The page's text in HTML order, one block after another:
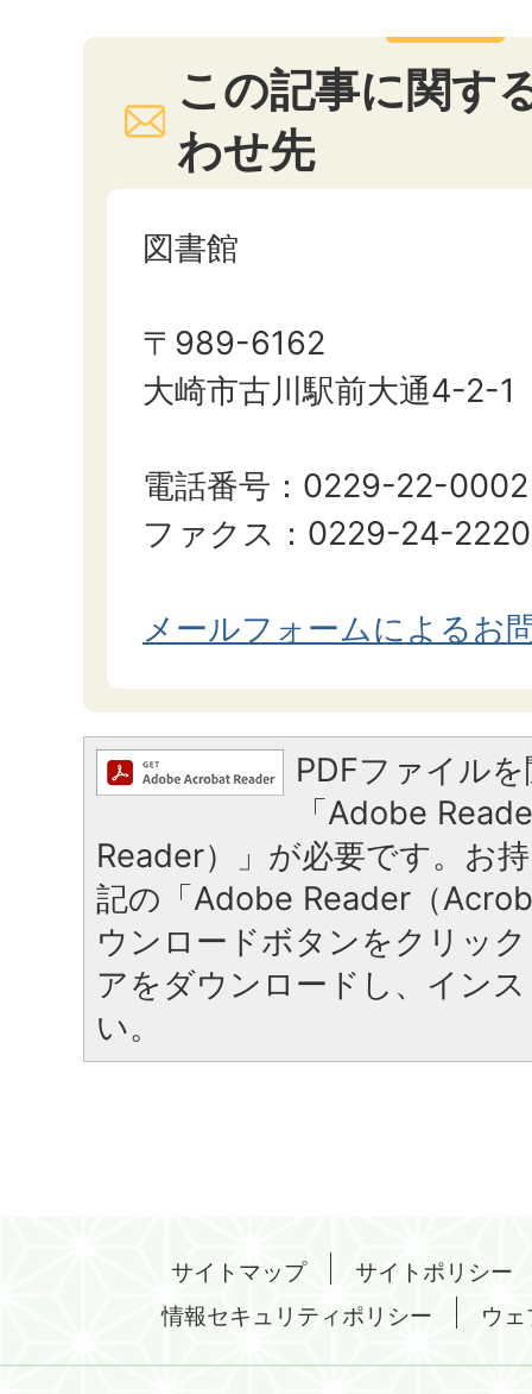
この記事に関す
わせ先
図書館
〒989-6162
大崎市古川駅前大通4-2-1
電話番号：0229-22-0002
ファクス：0229-24-2220
メールフォームによるお
PDFファイル
「Adobe
Reader）」が必要です。お
記の「Adobe Reader（
ウンロードボタンをクリッ
アをダウンロードし、イン
い。
サイトマップ
サイトポリシー
情報セキュリティポリシー
ウ